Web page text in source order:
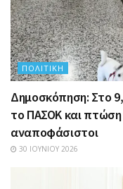
ΠΟΛΙΤΙΚΉ
Δημοσκόπηση: Στο
το ΠΑΣΟΚ και πτώση
αναποφάσιστοι
30 ΙΟΥΝΊΟΥ 2026